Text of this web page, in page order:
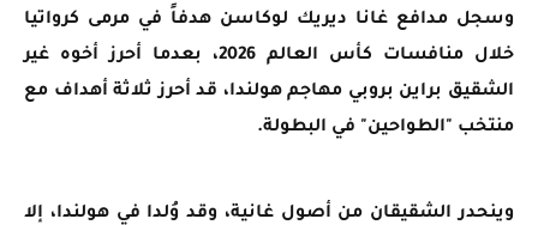
وسجل مدافع غانا ديريك لوكاسن هدفاً في مرمى كرواتيا
خلال منافسات كأس العالم 2026، بعدما أحرز أخوه غير
الشقيق براين بروبي مهاجم هولندا، قد أحرز ثلاثة أهداف مع
منتخب "الطواحين" في البطولة.
وينحدر الشقيقان من أصول غانية، وقد وُلدا في هولندا، إلا